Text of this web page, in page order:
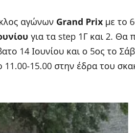
αγώνων Grand Prix με το
για τα step 1Γ και 2. Θα
14 Ιουνίου και ο 5ος το
15.00 στην έδρα του